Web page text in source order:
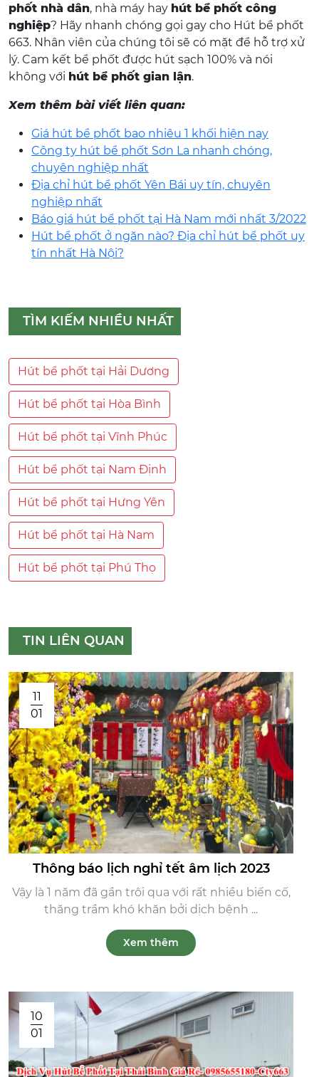
phốt nhà dân, nhà máy hay hút bể phốt công
nghiệp? Hãy nhanh chóng gọi gay cho Hút bể phốt
663. Nhân viên của chúng tôi sẽ có mặt để hỗ trợ xử
lý. Cam kết bể phốt được hút sạch 100% và nói
không với hút bể phốt gian lận.
Xem thêm bài viết liên quan:
Giá hút bể phốt bao nhiêu 1 khối hiện nay
Công ty hút bể phốt Sơn La nhanh chóng,
chuyên nghiệp nhất
Địa chỉ hút bể phốt Yên Bái uy tín, chuyên
nghiệp nhất
Báo giá hút bể phốt tại Hà Nam mới nhất 3/2022
Hút bể phốt ở ngăn nào? Địa chỉ hút bể phốt uy
tín nhất Hà Nội?
TÌM KIẾM NHIỀU NHẤT
Hút bể phốt tại Hải Dương
Hút bể phốt tại Hòa Bình
Hút bể phốt tại Vĩnh Phúc
Hút bể phốt tại Nam Định
Hút bể phốt tại Hưng Yên
Hút bể phốt tại Hà Nam
Hút bể phốt tại Phú Thọ
TIN LIÊN QUAN
11
01
Thông báo lịch nghỉ tết âm lịch 2023
Vậy là 1 năm đã gần trôi qua với rất nhiều biến cố,
thăng trầm khó khăn bởi dịch bệnh ...
Xem thêm
10
01